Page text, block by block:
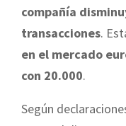
compañía
transacciones.
en el mercado
con 20.000.
Según